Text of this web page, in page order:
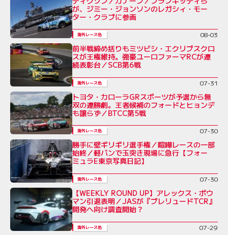
が、ジミー・ジョンソンのレガシィ・モー
ター・クラブに参画
海外レース他 08-03
前半戦締め括りもミツビシ・エクリプスクロ
スが王権維持。強豪ユーロファーマRCが連
続表彰台／SCB第6戦
海外レース他 07-31
トヨタ・カローラGRスポーツが予選から無
双の連勝劇。王者候補のフォードとヒョンデ
も譲らず／BTCC第5戦
海外レース他 07-30
勝手に壁ギリギリ選手権／喧嘩レースの一部
始終／軽バンで玉突き現場に急行【フォー
ミュラE東京写真日記】
海外レース他 07-30
【WEEKLY ROUND UP】アレックス・ボウ
マン引退表明／JASが『プレリュードTCR』
開発へ向け調査開始？
海外レース他 07-29